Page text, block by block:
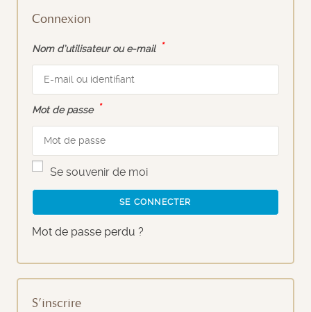
Connexion
Nom d’utilisateur ou e-mail *
Mot de passe *
Se souvenir de moi
SE CONNECTER
Mot de passe perdu ?
S’inscrire